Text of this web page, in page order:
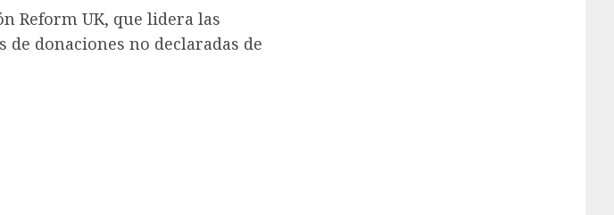
Reform UK, que lidera las
de donaciones no declaradas de